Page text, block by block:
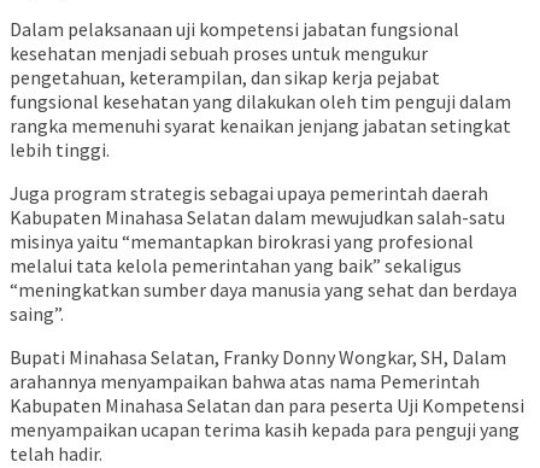
Dalam pelaksanaan uji kompetensi jabatan fungsional
kesehatan menjadi sebuah proses untuk mengukur
pengetahuan, keterampilan, dan sikap kerja pejabat
fungsional kesehatan yang dilakukan oleh tim penguji dalam
rangka memenuhi syarat kenaikan jenjang jabatan setingkat
lebih tinggi.
Juga program strategis sebagai upaya pemerintah daerah
Kabupaten Minahasa Selatan dalam mewujudkan salah-satu
misinya yaitu “memantapkan birokrasi yang profesional
melalui tata kelola pemerintahan yang baik” sekaligus
“meningkatkan sumber daya manusia yang sehat dan berdaya
saing”.
Bupati Minahasa Selatan, Franky Donny Wongkar, SH, Dalam
arahannya menyampaikan bahwa atas nama Pemerintah
Kabupaten Minahasa Selatan dan para peserta Uji Kompetensi
menyampaikan ucapan terima kasih kepada para penguji yang
telah hadir.